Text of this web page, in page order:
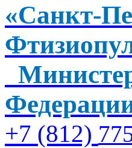
«Санкт-
+7 (812)